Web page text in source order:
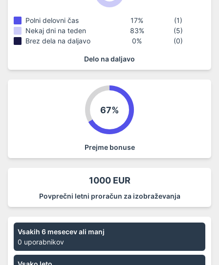
Polni delovni čas 17% (1)
Nekaj ​​dni na teden
83% (5)
Brez dela na daljavo
0% (0)
Delo na daljavo
67%
Prejme bonuse
1000 EUR
Povprečni letni proračun za izobraževanja
Vsakih 6 mesecev ali manj
0 uporabnikov